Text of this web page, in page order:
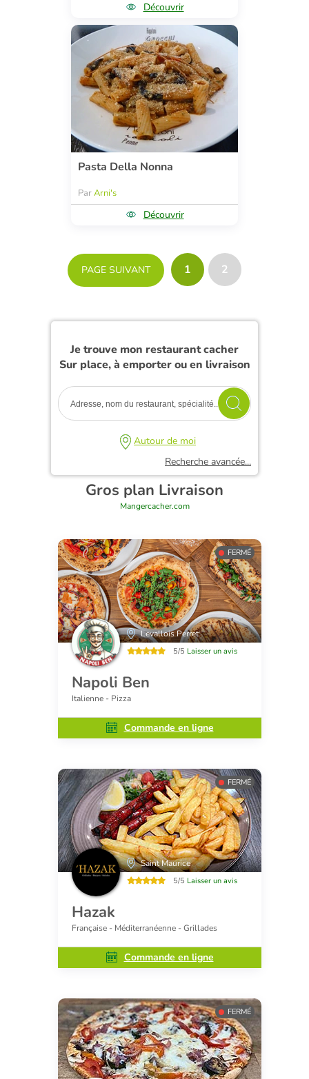
Découvrir
Pasta Della Nonna
Par Arni's
Découvrir
PAGE SUIVANT 1 2
Je trouve mon restaurant cacher
Sur place, à emporter ou en livraison
Autour de moi
Recherche avancée...
Gros plan Livraison
Mangercacher.com
FERMÉ
Levallois Perret
5/5 Laisser un avis
Napoli Ben
Italienne - Pizza
Commande en ligne
FERMÉ
Saint Maurice
5/5 Laisser un avis
Hazak
Française - Méditerranéenne - Grillades
Commande en ligne
FERMÉ